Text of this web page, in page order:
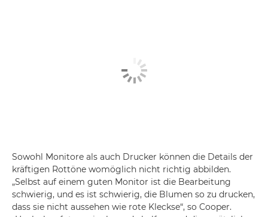
Sowohl Monitore als auch Drucker können die Details der
kräftigen Rottöne womöglich nicht richtig abbilden.
„Selbst auf einem guten Monitor ist die Bearbeitung
schwierig, und es ist schwierig, die Blumen so zu drucken,
dass sie nicht aussehen wie rote Kleckse“, so Cooper.